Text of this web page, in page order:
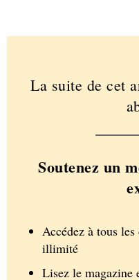
La suite de cet
Soutenez un
Accédez à tous
illimité
Lisez le magazine